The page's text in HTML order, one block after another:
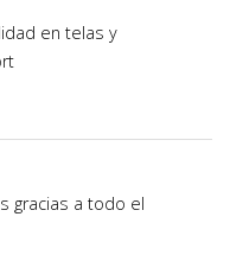
en telas y
gracias a todo el